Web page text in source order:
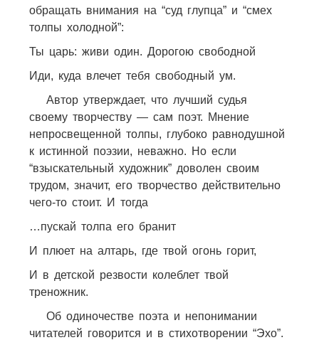
обращать внимания на “суд глупца” и “смех
толпы холодной”:
Ты царь: живи один. Дорогою свободной
Иди, куда влечет тебя свободный ум.
Автор утверждает, что лучший судья
своему творчеству — сам поэт. Мнение
непросвещенной толпы, глубоко равнодушной
к истинной поэзии, неважно. Но если
“взыскательный художник” доволен своим
трудом, значит, его творчество действительно
чего-то стоит. И тогда
…пускай толпа его бранит
И плюет на алтарь, где твой огонь горит,
И в детской резвости колеблет твой
треножник.
Об одиночестве поэта и непонимании
читателей говорится и в стихотворении “Эхо”.